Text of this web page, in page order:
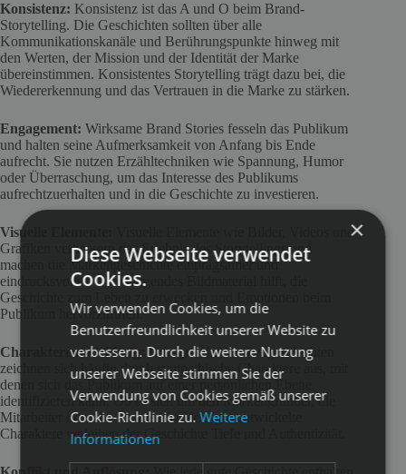
Konsistenz: Konsistenz ist das A und O beim Brand-
Storytelling. Die Geschichten sollten über alle
Kommunikationskanäle und Berührungspunkte hinweg mit
den Werten, der Mission und der Identität der Marke
übereinstimmen. Konsistentes Storytelling trägt dazu bei, die
Wiedererkennung und das Vertrauen in die Marke zu stärken.
Engagement: Wirksame Brand Stories fesseln das Publikum
und halten seine Aufmerksamkeit von Anfang bis Ende
aufrecht. Sie nutzen Erzähltechniken wie Spannung, Humor
oder Überraschung, um das Interesse des Publikums
aufrechtzuerhalten und in die Geschichte zu investieren.
Visuelle Elemente:
Visuelle Elemente wie Bilder, Videos und
Grafiken verbessern das Erlebnis des Storytellings und
machen die Markengeschichte einprägsamer und
eindrucksvoller. Überzeugendes Bildmaterial hilft, die
Geschichte zum Leben zu erwecken und Emotionen beim
Publikum hervorzurufen.
Charakterentwicklung:Erfolgreiche Markengeschichten
zeichnen sich häufig durch sympathische Charaktere aus, mit
denen sich das Publikum auf einer persönlichen Ebene
identifizieren kann. Ob es sich um den Markengründer, die
Mitarbeiter oder die Kunden handelt, gut entwickelte
Charaktere verleihen der Geschichte Tiefe und Authentizität.
×
Diese Webseite verwendet
Cookies.
Wir verwenden Cookies, um die
Benutzerfreundlichkeit unserer Website zu
verbessern. Durch die weitere Nutzung
unserer Webseite stimmen Sie der
Verwendung von Cookies gemäß unserer
Cookie-Richtlinie zu.Weitere
Informationen